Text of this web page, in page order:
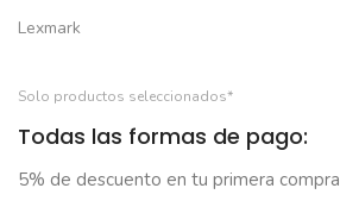
Lexmark
Solo productos seleccionados*
Todas las formas de pago:
5% de descuento en tu primera compra